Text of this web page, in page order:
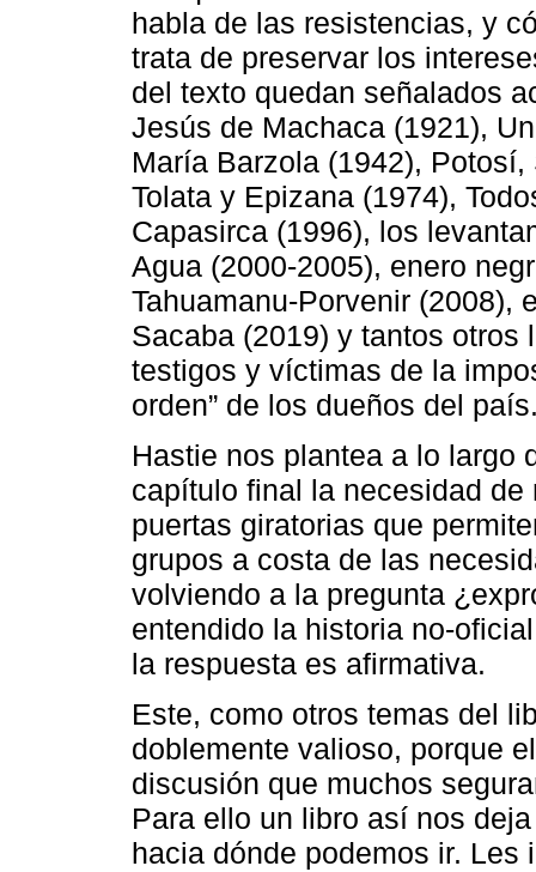
habla de las resistencias, y
trata de preservar los
del texto quedan señalados
Jesús de Machaca (1921),
María Barzola (1942),
Tolata y Epizana (1974),
Capasirca (1996), los
Agua (2000-2005), enero
Tahuamanu-Porvenir (2008),
Sacaba (2019) y tantos
testigos y víctimas de la
orden” de los dueños del
Hastie nos plantea a lo largo
capítulo final la necesidad
puertas giratorias que
grupos a costa de las
volviendo a la pregunta
entendido la historia no-
la respuesta es afirmativa.
Este, como otros temas del
doblemente valioso, porque
discusión que muchos
Para ello un libro así nos
hacia dónde podemos ir. Les